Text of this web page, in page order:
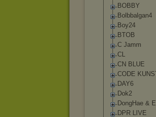
BOBBY
Bolbbalgan4
Boy24
BTOB
C Jamm
CL
CN BLUE
CODE
DAY6
Dok2
DongHae &
DPR LIVE